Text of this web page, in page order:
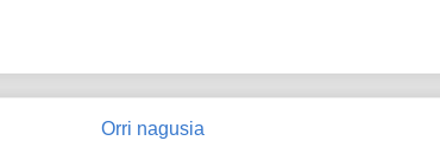
Orri nagusia